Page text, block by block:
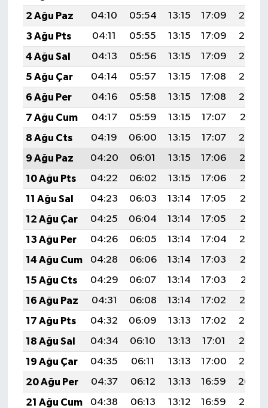
2 Ağu Paz
04:10 05:54 13:15 17:09
20:27
3 Ağu Pts
04:11 05:55 13:15 17:09
20:26
4 Ağu Sal
04:13 05:56 13:15 17:09
20:25
5 Ağu Çar
04:14 05:57 13:15 17:08
20:24
6 Ağu Per
04:16 05:58 13:15 17:08
20:23
7 Ağu Cum
04:17 05:59 13:15 17:07
20:21
8 Ağu Cts
04:19 06:00 13:15 17:07
20:20
9 Ağu Paz
04:20 06:01 13:15 17:06
20:19
10 Ağu Pts
04:22 06:02 13:15 17:06
20:18
11 Ağu Sal
04:23 06:03 13:14 17:05
20:16
12 Ağu Çar
04:25 06:04 13:14 17:05
20:15
13 Ağu Per
04:26 06:05 13:14 17:04
20:14
14 Ağu Cum
04:28 06:06 13:14 17:03
20:12
15 Ağu Cts
04:29 06:07 13:14 17:03
20:11
16 Ağu Paz
04:31 06:08 13:14 17:02
20:10
17 Ağu Pts
04:32 06:09 13:13 17:02
20:08
18 Ağu Sal
04:34 06:10 13:13 17:01
20:07
19 Ağu Çar
04:35 06:11 13:13 17:00
20:05
20 Ağu Per
04:37 06:12 13:13 16:59
20:04
21 Ağu Cum
04:38 06:13 13:12 16:59
20:02